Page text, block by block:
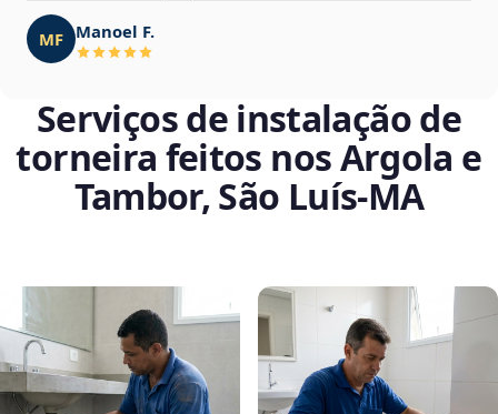
MF Manoel F.
Serviços de instalação de
torneira feitos nos Argola e
Tambor, São Luís‑MA